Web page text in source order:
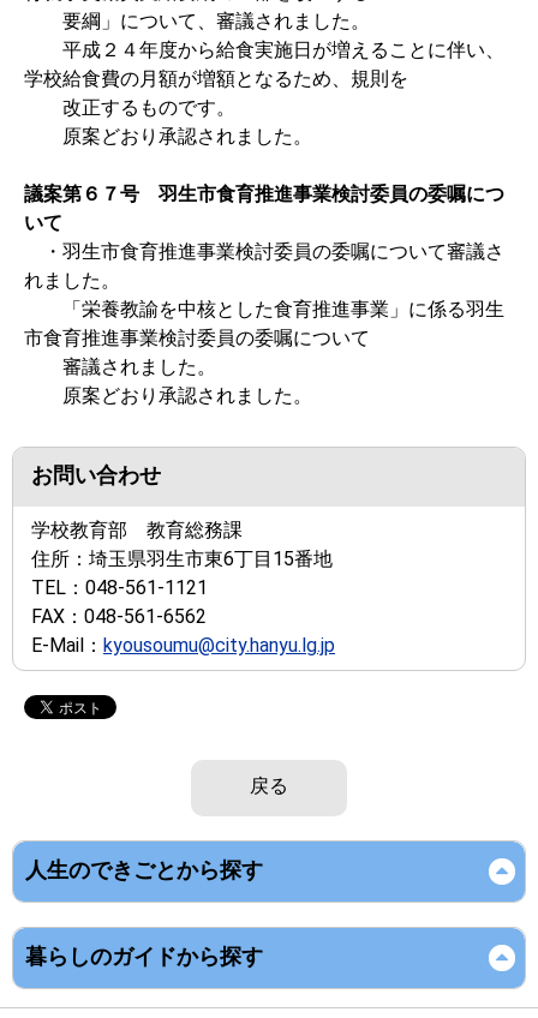
要綱」について、審議されました。
平成２４年度から給食実施日が増えることに伴い、
学校給食費の月額が増額となるため、規則を
改正するものです。
原案どおり承認されました。
議案第６７号 羽生市食育推進事業検討委員の委嘱につ
いて
・羽生市食育推進事業検討委員の委嘱について審議さ
れました。
「栄養教諭を中核とした食育推進事業」に係る羽生
市食育推進事業検討委員の委嘱について
審議されました。
原案どおり承認されました。
お問い合わせ
学校教育部 教育総務課
住所： 埼玉県羽生市東6丁目15番地
TEL： 048-561-1121
FAX： 048-561-6562
E-Mail： kyousoumu@city.hanyu.lg.jp
戻る
人生のできごとから探す
暮らしのガイドから探す